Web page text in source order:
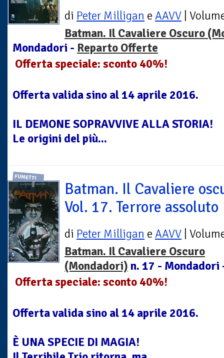
di Peter Milligan e AAVV |
Batman. Il Cavaliere Oscuro
Mondadori - Reparto Offerte
Offerta speciale: sconto 40%!
Offerta valida sino al 14 aprile 2016.
IL DEMONE SOPRAVVIVE ALLA STORIA!
Le origini del più...
FUMETTI
Batman. Il Cavaliere
Vol. 17. Terrore assoluto
di Peter Milligan e AAVV |
Batman. Il Cavaliere Oscuro
(Mondadori) n. 17 -
Offerta speciale: sconto 40%!
Offerta valida sino al 14 aprile 2016.
È UNA SPECIE DI MAGIA!